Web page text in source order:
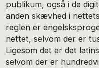
publikum, også i de
anden skævhed i
reglen er
nettet, selvom der er
Ligesom det er det
selvom der er